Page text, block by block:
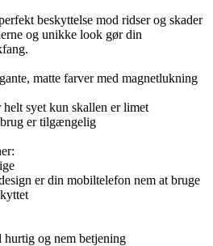
beskyttelse mod ridser og skader
og unikke look gør din
matte farver med magnetlukning
syet kun skallen er limet
er tilgængelig
er din mobiltelefon nem at bruge
og nem betjening